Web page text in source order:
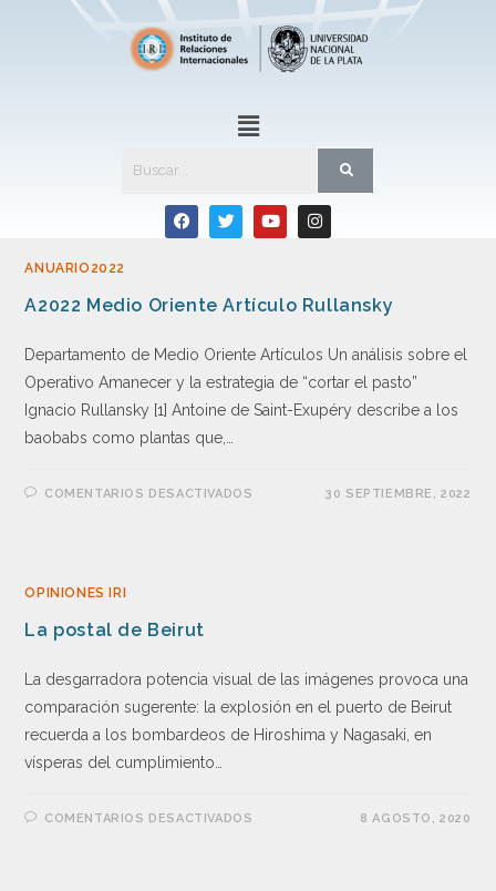
ANUARIO2022
A2022 Medio Oriente Artículo Rullansky
Departamento de Medio Oriente Artículos Un análisis sobre el
Operativo Amanecer y la estrategia de “cortar el pasto”
Ignacio Rullansky [1] Antoine de Saint-Exupéry describe a los
baobabs como plantas que,…
COMENTARIOS DESACTIVADOS 30 SEPTIEMBRE, 2022
OPINIONES IRI
La postal de Beirut
La desgarradora potencia visual de las imágenes provoca una
comparación sugerente: la explosión en el puerto de Beirut
recuerda a los bombardeos de Hiroshima y Nagasaki, en
vísperas del cumplimiento…
COMENTARIOS DESACTIVADOS 8 AGOSTO, 2020